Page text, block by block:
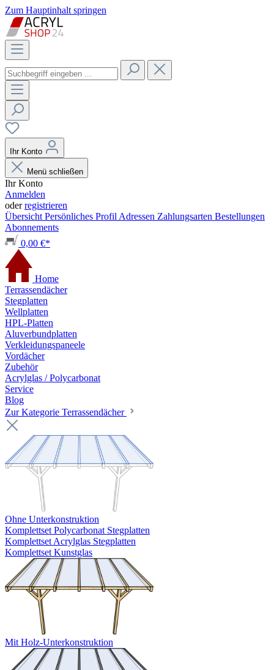
Zum Hauptinhalt springen
Ihr Konto
Menü schließen
Ihr Konto
Anmelden
oderregistrieren
Übersicht Persönliches Profil Adressen Zahlungsarten Bestellungen
Abonnements
0,00 €*
Home
Terrassendächer
Stegplatten
Wellplatten
HPL-Platten
Aluverbundplatten
Verkleidungspaneele
Vordächer
Zubehör
Acrylglas / Polycarbonat
Service
Blog
Zur Kategorie Terrassendächer
Ohne Unterkonstruktion
Komplettset Polycarbonat Stegplatten
Komplettset Acrylglas Stegplatten
Komplettset Kunstglas
Mit Holz-Unterkonstruktion